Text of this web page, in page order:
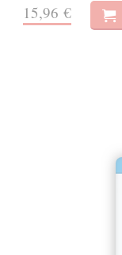
15,96 €